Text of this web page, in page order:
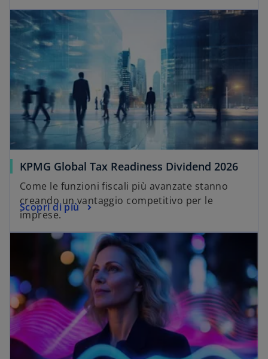
KPMG Global Tax Readiness Dividend 2026
Come le funzioni fiscali più avanzate stanno
creando un vantaggio competitivo per le
imprese.
Scopri di più